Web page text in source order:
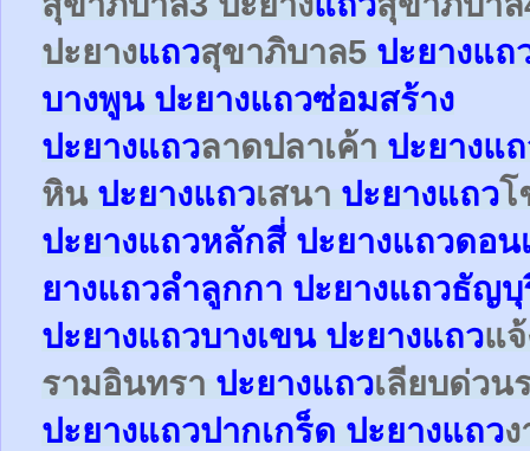
ปะยางแถวสุขาภิบาล5 ปะยางแถ
บางพูน ปะยางแถวซ่อมสร้าง
ปะยางแถวลาดปลาเค้า ปะยางแ
หิน ปะยางแถวเสนา ปะยางแถวโ
ปะยางแถวหลักสี่ ปะยางแถวดอน
ยางแถวลำลูกกา ปะยางแถวธัญบุ
ปะยางแถวบางเขน ปะยางแถวแ
รามอินทรา ปะยางแถวเลียบด่วน
ปะยางแถวปากเกร็ด ปะยางแถว